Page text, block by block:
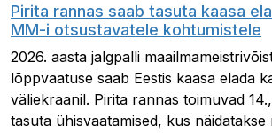
Pirita rannas saab tasuta kaasa
MM-i otsustavatele kohtumistele
2026. aasta jalgpalli
lõppvaatuse saab Eestis kaasa elada
väliekraanil. Pirita rannas toimuvad
tasuta ühisvaatamised, kus näidatakse